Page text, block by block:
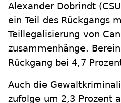
Alexander Dobrindt
ein Teil des Rückgangs
Teillegalisierung von
zusammenhänge.
Rückgang bei 4,7
Auch die
zufolge um 2,3 Prozent